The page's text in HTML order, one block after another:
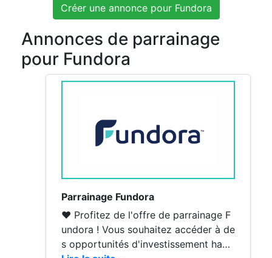
Créer une annonce pour Fundora
Annonces de parrainage
pour Fundora
Parrainage Fundora
❤️ Profitez de l'offre de parrainage F
undora ! Vous souhaitez accéder à de
s opportunités d'investissement habit